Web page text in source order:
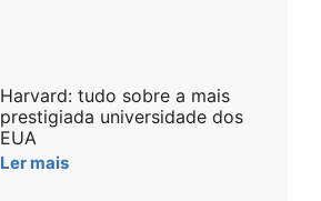
Harvard: tudo sobre a mais
prestigiada universidade dos
EUA
Ler mais